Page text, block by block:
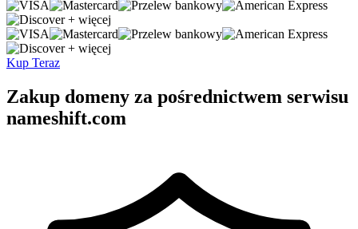
+ więcej
+ więcej
Kup Teraz
Zakup domeny za pośrednictwem serwisu
nameshift.com